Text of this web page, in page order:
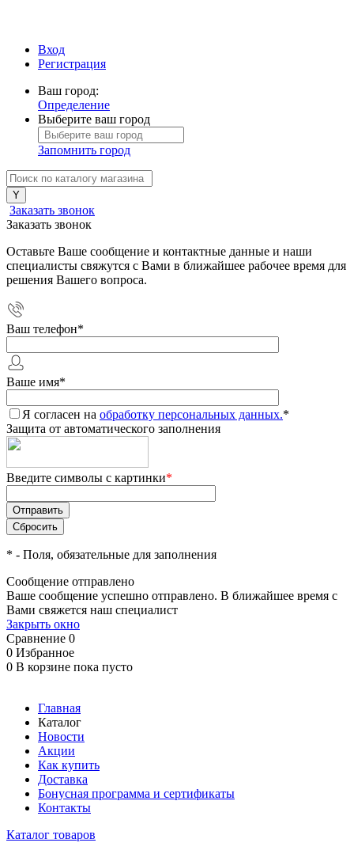
Вход
Регистрация
Ваш город:
Определение
Выберите ваш город
Запомнить город
Заказать звонок
Заказать звонок
Оставьте Ваше сообщение и контактные данные и наши
специалисты свяжутся с Вами в ближайшее рабочее время для
решения Вашего вопроса.
Ваш телефон*
Ваше имя*
Я согласен на обработку персональных данных.*
Защита от автоматического заполнения
Введите символы с картинки*
* - Поля, обязательные для заполнения
Сообщение отправлено
Ваше сообщение успешно отправлено. В ближайшее время с
Вами свяжется наш специалист
Закрыть окно
Сравнение 0
0 Избранное
0 В корзине пока пусто
Главная
Каталог
Новости
Акции
Как купить
Доставка
Бонусная программа и сертификаты
Контакты
Каталог товаров